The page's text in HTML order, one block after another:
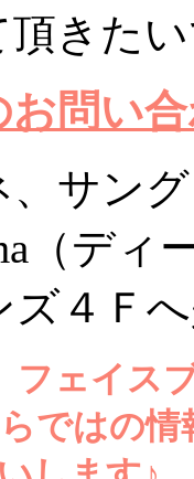
きた
問い
、サン
（ディ
ズ４Ｆ
ェイス
ではの